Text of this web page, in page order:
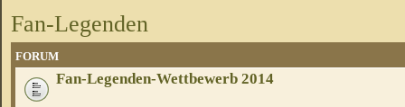
Fan-Legenden
FORUM
Fan-Legenden-Wettbewerb 2014